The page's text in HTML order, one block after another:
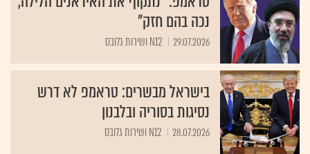
נכה בהם חזק"
29.07.2026 N12 ושירות גלובס
בישראל מבשרים: טראמפ לא דרש
נסיגות בסוריה ובלבנון
28.07.2026 N12 ושירות גלובס